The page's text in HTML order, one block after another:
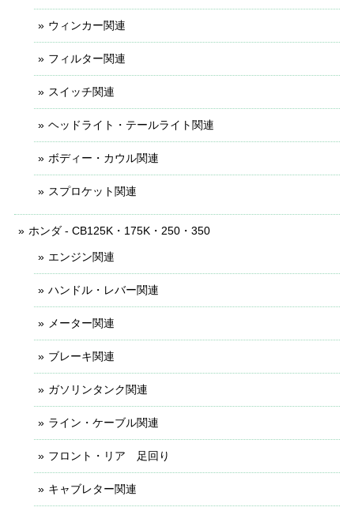
ウィンカー関連
フィルター関連
スイッチ関連
ヘッドライト・テールライト関連
ボディー・カウル関連
スプロケット関連
ホンダ - CB125K・175K・250・350
エンジン関連
ハンドル・レバー関連
メーター関連
ブレーキ関連
ガソリンタンク関連
ライン・ケーブル関連
フロント・リア 足回り
キャブレター関連